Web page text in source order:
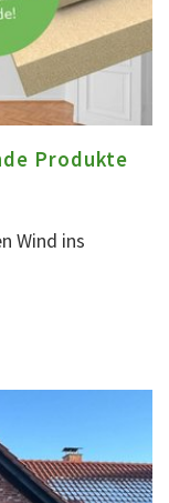
Produkte
Wind ins